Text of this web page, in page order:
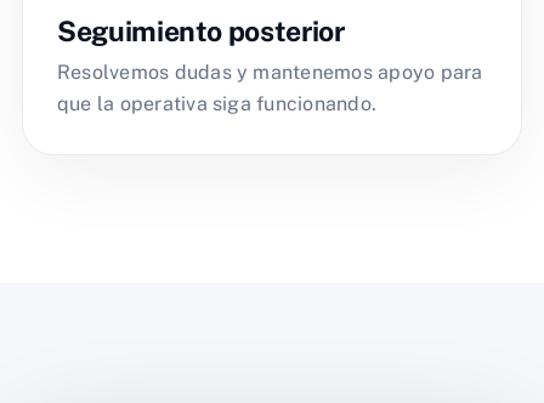
Seguimiento posterior
Resolvemos dudas y mantenemos apoyo para
que la operativa siga funcionando.